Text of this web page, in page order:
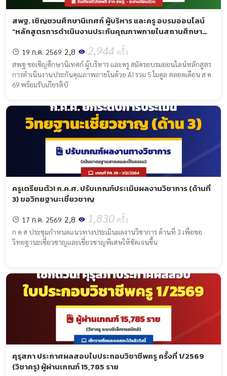
สพฐ. เชิญชวนศึกษานิเทศก์ ผู้บริหาร และครู อบรมออนไลน์
“หลักสูตรการดำเนินงานประกันคุณภาพภายในสถานศึกษา
19 ก.ค. 2569 2,8 2,944 ครั้ง
สพฐ ขอเชิญศึกษานิเทศก์ ผู้บริหาร และครู สมัครอบรมออนไลน์หลักสูตร
การดำเนินงานประกันคุณภาพภายในด้วย AI รวม 5 โมดูล ตลอดเดือน ส ค
69 พร้อมรับเกียรติบั
ครูเตรียมตัว! ก.ค.ศ. ปรับเกณฑ์ประเมินผลงานวิชาการ (ด้านที่
3) ขอวิทยฐานะเชี่ยวชาญ
17 ก.ค. 2569 2,8 1,830 ครั้ง
ก ค ศ ประชุมกำหนดแนวทางประเมินผลงานวิชาการ ด้านที่ 3 เพื่อขอ
วิทยฐานะเชี่ยวชาญและเชี่ยวชาญพิเศษให้ชัดเจนขึ้น
คุรุสภา ประกาศผลสอบใบประกอบวิชาชีพครู ครั้งที่ 1/2569
(วิชาครู) ผู้ผ่านเกณฑ์ 15,785 ราย